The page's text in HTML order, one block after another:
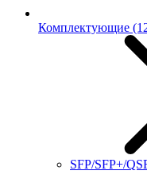
Комплектующие
SFP/SFP+/